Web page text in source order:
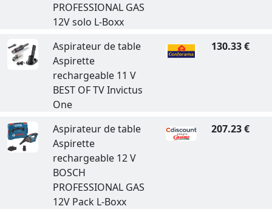
PROFESSIONAL GAS
12V solo L-Boxx
Aspirateur de table
Aspirette
rechargeable 11 V
BEST OF TV Invictus
One
130.33 €
Aspirateur de table
Aspirette
rechargeable 12 V
BOSCH
PROFESSIONAL GAS
12V Pack L-Boxx
207.23 €